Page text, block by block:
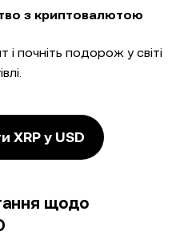
з криптовалютою
і почніть подорож у світі
XRP у USD
щодо